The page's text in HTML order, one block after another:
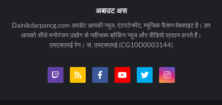
अबाउट अस
Dainikdarpancg.com अपडेट आपकी न्यूज, एंटरटेनमेंट, म्यूजिक फैशन वेबसाइट है। हम
आपको सीधे मनोरंजन उद्योग से नवीनतम ब्रेकिंग न्यूज और वीडियो प्रदान करते हैं।
एमएसएमई रेग। सं. एमएसएमई (CG10D0003144)